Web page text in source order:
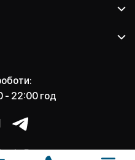
- 22:00 год
Room -